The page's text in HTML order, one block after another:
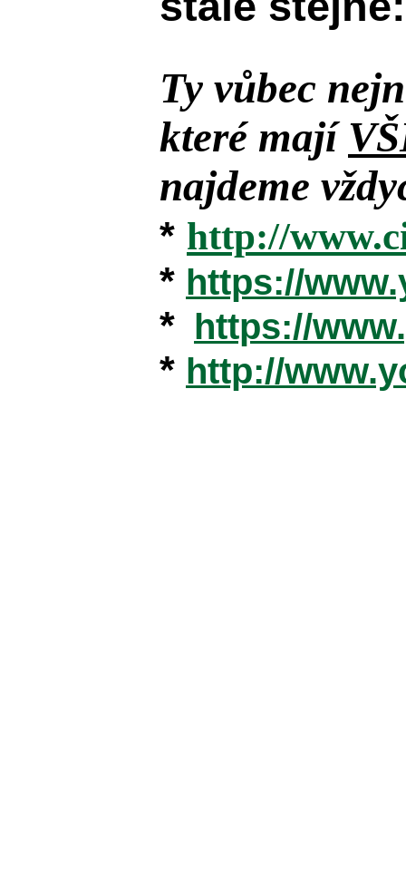
Ty vůbec
které mají
najdeme
* http://
* https://
* https://
* http://